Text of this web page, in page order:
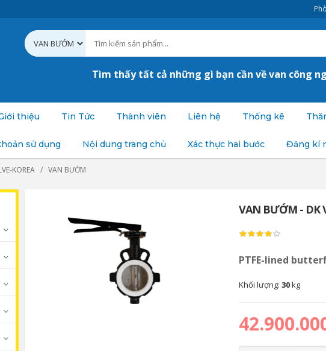
Tìm thấy tất cả những gì bạn cần về van công
thiệu Tin Tức Thành viên Liên hệ Thống kê
sử dụng Nội dung trang chủ Xác thực hai bước Đăng kí
KOREA VAN BƯỚM
VAN BƯỚM - DK
PTFE-lined
Khối lượng: 30kg